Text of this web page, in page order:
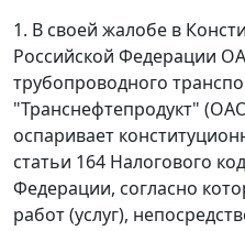
1. В своей жалобе в
Российской Федерации
трубопроводного
"Транснефтепродукт"
оспаривает
статьи 164 Налогового
Федерации, согласно
работ (услуг),